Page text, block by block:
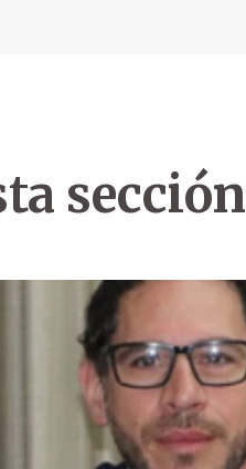
sección